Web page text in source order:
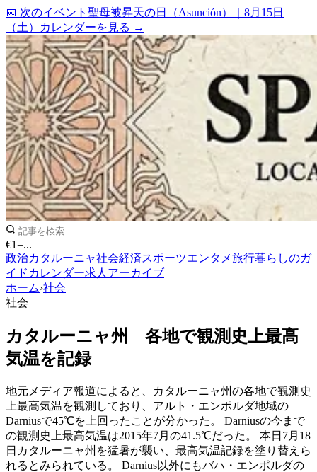
📅 次のイベント 聖母被昇天の日（Asunción）
8月15日
（土）
カレンダーを見る →
€1=...
政治カタルーニャ社会経済スポーツエンタメ旅行暮らしのガ
イド カレンダー求人 アーカイブ
ホーム›社会
社会
カタルーニャ州 各地で観測史上最高
気温を記録
地元メディア報道によると、カタルーニャ州の各地で観測史
上最高気温を観測しており、アルト・エンポルダ地域の
Darniusで45℃を上回ったことが分かった。 Darniusの今まで
の観測史上最高気温は2015年7月の41.5℃だった。 本日7月18
日カタルーニャ州を猛暑が襲い、最高気温記録を塗り替えら
れるとみられている。 Darnius以外にもバハ・エンポルダの